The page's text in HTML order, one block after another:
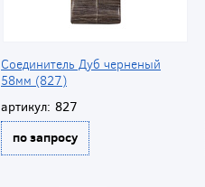
Соединитель Дуб черненый
58мм (827)
артикул: 827
по запросу